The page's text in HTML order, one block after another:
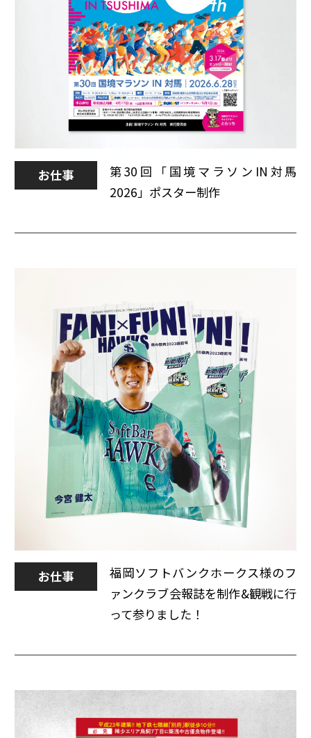
第30回「国境マラソンIN対馬
2026」ポスター制作
お仕事
福岡ソフトバンクホークス様のフ
ァンクラブ会報誌を制作&観戦に行
って参りました！
お仕事